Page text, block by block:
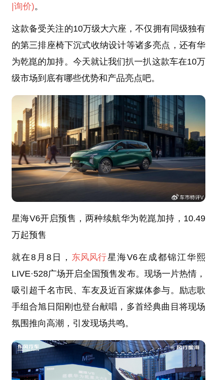
|询价)。
这款备受关注的10万级大六座，不仅拥有同级独有
的第三排座椅下沉式收纳设计等诸多亮点，还有华
为乾崑的加持。今天就让我们扒一扒这款车在10万
级市场到底有哪些优势和产品亮点吧。
星海V6开启预售，两种续航华为乾崑加持，10.49
万起预售
就在8月8日， 东风风行星海V6在成都锦江华熙
LIVE·528广场开启全国预售发布。现场一片热情，
吸引超千名市民、车友及近百家媒体参与。励志歌
手组合旭日阳刚也登台献唱，多首经典曲目将现场
氛围推向高潮，引发现场共鸣。